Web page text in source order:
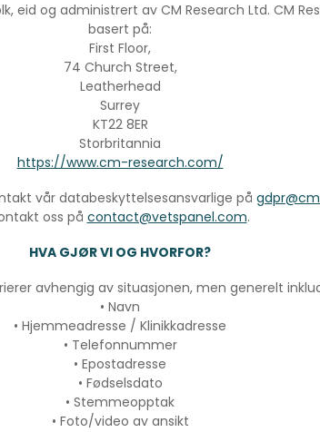
og administrert av CM Research Ltd. CM
basert på:
First Floor,
74 Church Street,
Leatherhead
Surrey
KT22 8ER
Storbritannia
https://www.cm-research.com/
vår databeskyttelsesansvarlige på
oss på contact@vetspanel.com.
HVA GJØR VI OG HVORFOR?
avhengig av situasjonen, men generelt
• Navn
• Hjemmeadresse / Klinikkadresse
• Telefonnummer
• Epostadresse
• Fødselsdato
• Stemmeopptak
• Foto/video av ansikt